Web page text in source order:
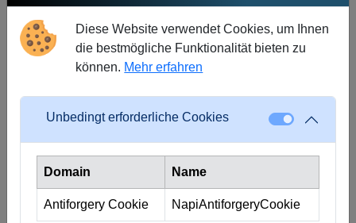
LSV/Direktabbuchungslösungzu beantragen. Durch diese
Funktion können Sie Ihre Investitionen noch effizienter
verwalten und Ihre Investitionserfahrung optimieren.
Anlageportfolios über den Auto-Investor können Investoren
ihre Rendite optimieren und ihre Risiken diversifizieren. Die
Präferenzen anzupassen, wenn sich ihre finanziellen Ziele
ändern, und gewährleistet so, dass ihre Anlagestrategie
anpassungsfähig bleibt und mit ihren Zielen übereinstimmt.
Diese Website verwendet Cookies, um Ihnen
die bestmögliche Funktionalität bieten zu
können. Mehr erfahren
Unbedingt erforderliche Cookies
Domain Name
Antiforgery Cookie NapiAntiforgeryCookie